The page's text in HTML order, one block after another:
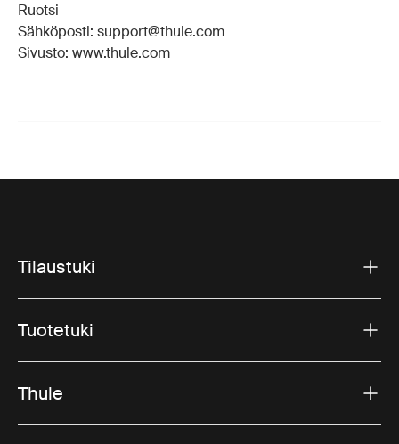
Ruotsi
Sähköposti: support@thule.com
Sivusto: www.thule.com
Tilaustuki
Tuotetuki
Thule